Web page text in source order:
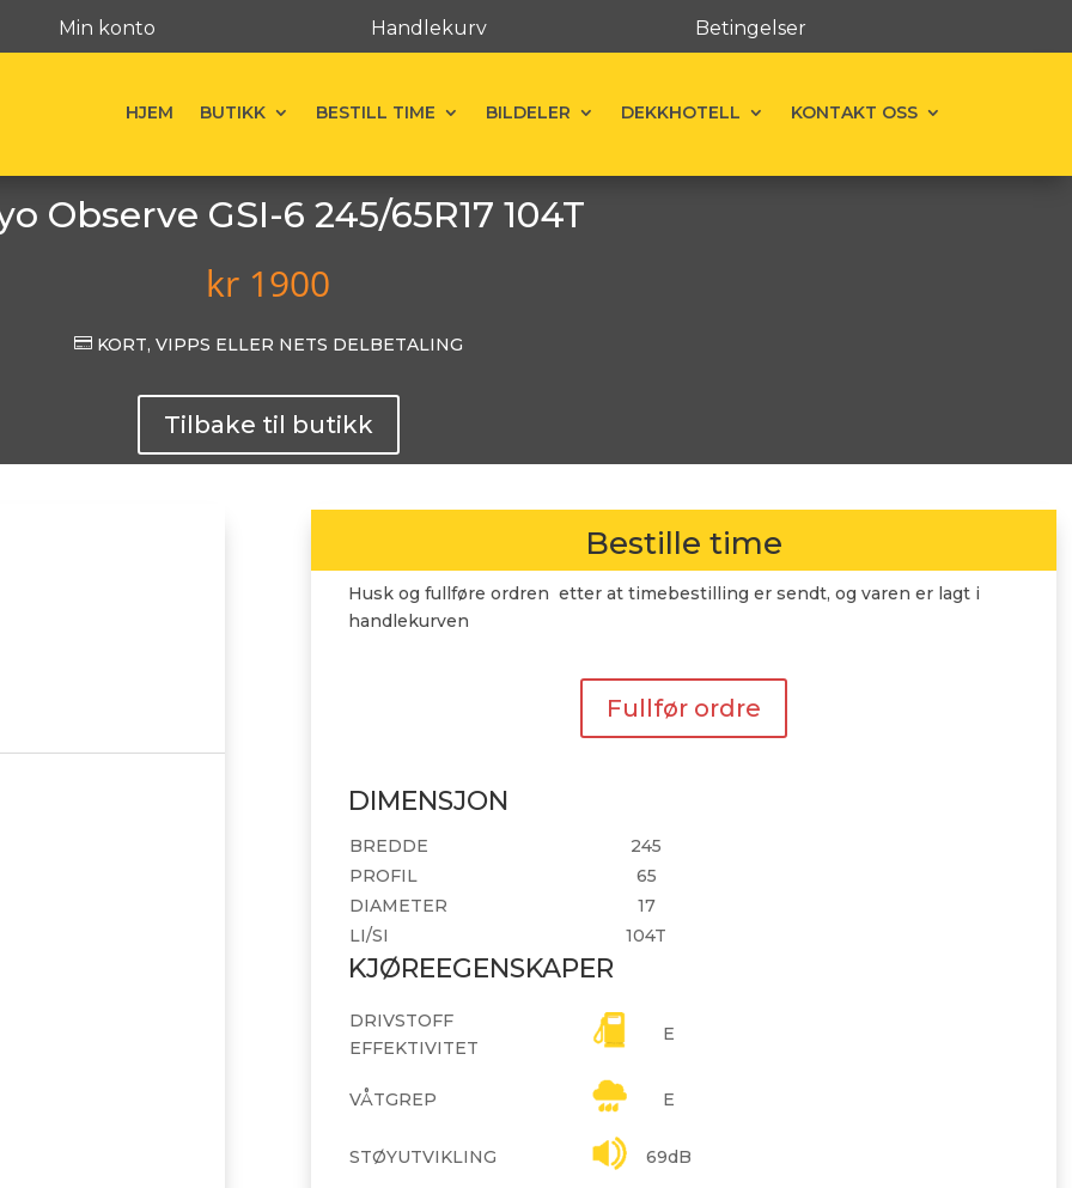
Min konto Handlekurv Betingelser
HJEM BUTIKK BESTILL TIME BILDELER DEKKHOTELL KONTAKT OSS
Observe GSI-6 245/65R17 104T
kr 1900
KORT, VIPPS ELLER NETS DELBETALING
Tilbake til butikk
Bestille time
Husk og fullføre ordren etter at timebestilling er sendt, og varen er lagt i
handlekurven
Fullfør ordre
DIMENSJON
BREDDE
245
PROFIL
65
DIAMETER
17
LI/SI
104T
KJØREEGENSKAPER
DRIVSTOFF
EFFEKTIVITET
E
VÅTGREP E
STØYUTVIKLING 69dB